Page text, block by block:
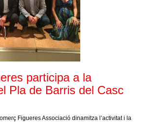
participa a la
Pla de Barris del Casc
Figueres Associació dinamitza l’activitat i la